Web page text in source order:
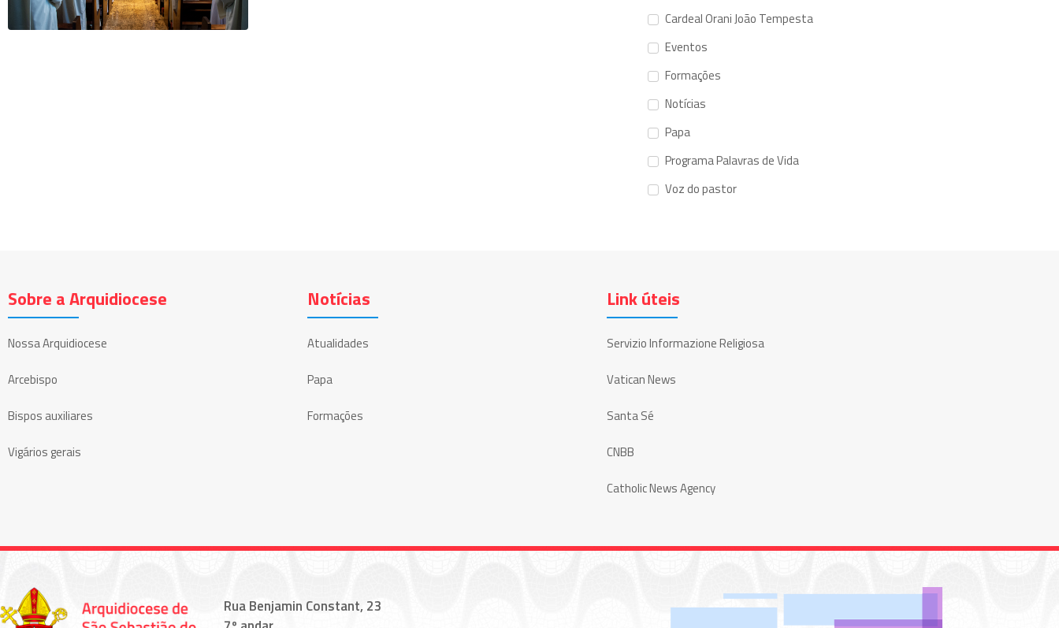
Cardeal Orani João Tempesta
Eventos
Formações
Notícias
Papa
Programa Palavras de Vida
Voz do pastor
Sobre a Arquidiocese
Nossa Arquidiocese
Arcebispo
Bispos auxiliares
Vigários gerais
Notícias
Atualidades
Papa
Formações
Link úteis
Servizio Informazione Religiosa
Vatican News
Santa Sé
CNBB
Catholic News Agency
Rua Benjamin Constant, 23